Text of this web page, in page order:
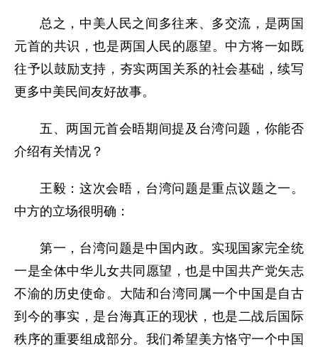
总之，中美人民之间多往来、多交流，是两国
元首的共识，也是两国人民的愿望。中方将一如既
往予以鼓励支持，夯实两国关系的社会基础，续写
更多中美民间友好故事。
五、两国元首会晤期间提及台湾问题，你能否
介绍有关情况？
王毅：这次会晤，台湾问题是重点议题之一。
中方的立场很明确：
第一，台湾问题是中国内政。实现国家完全统
一是全体中华儿女共同愿望，也是中国共产党矢志
不渝的历史使命。大陆和台湾同属一个中国是自古
到今的事实，是台海真正的现状，也是二战后国际
秩序的重要组成部分。我们希望美方恪守一个中国